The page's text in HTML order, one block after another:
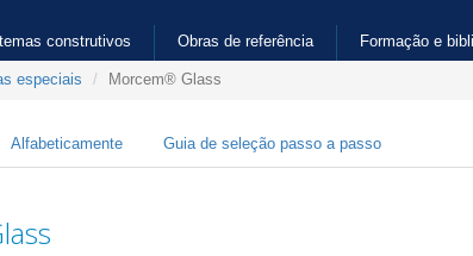
construtivos Obras de referência Formação e
especiais Morcem® Glass
Alfabeticamente Guia de seleção passo a passo